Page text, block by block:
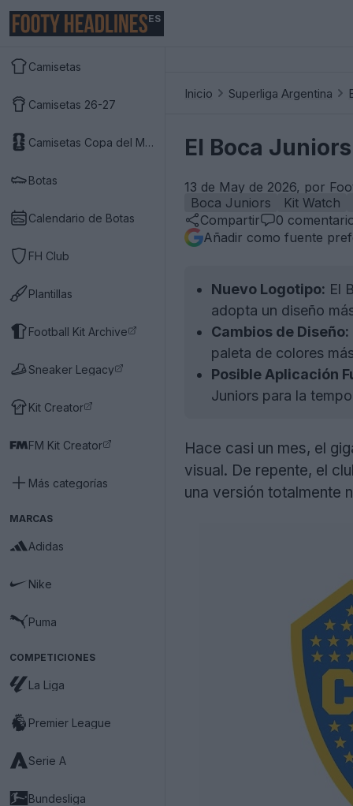
ES
Camisetas
Camisetas 26-27
Camisetas Copa del Mundo 2026
Botas
Calendario de Botas
FH Club
Plantillas
Football Kit Archive
Sneaker Legacy
Kit Creator
FM Kit Creator
Más categorías
MARCAS
Adidas
Nike
Puma
COMPETICIONES
La Liga
Premier League
Serie A
Bundesliga
Inicio Superliga Argentina
El Boca
13 de May de 2026, por
Boca Juniors
Kit Watch
Compartir
0
Añadir como fuente
Nuevo Logotipo: El
adopta un diseño
Cambios de Diseño:
paleta de colores
Posible Aplicación
Juniors para la
Hace casi un mes, el
visual. De repente, el
una versión totalmente